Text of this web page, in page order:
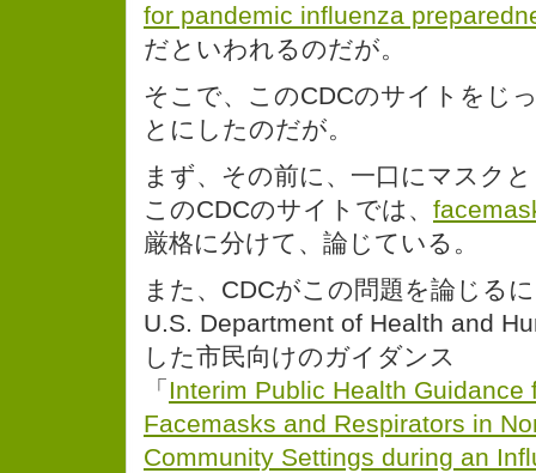
for pandemic influenza
だといわれるのだが。
そこで、このCDCのサイトをじ
とにしたのだが。
まず、その前に、一口にマスク
このCDCのサイトでは、
厳格に分けて、論じている。
また、CDCがこの問題を論じる
U.S. Department of Health and
した市民向けのガイダンス
「 Interim Public Health Guidance
Facemasks and Respirators in
Community Settings during an